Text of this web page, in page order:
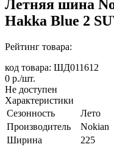
Летняя шина
Hakka Blue 2
Рейтинг товара:
код товара: ШД011612
0 р./шт.
Не доступен
Характеристики
Сезонность
Лето
Производитель
Nokian
Ширина
225